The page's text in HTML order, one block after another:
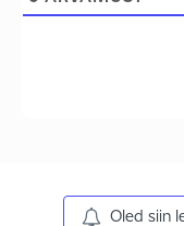
Oled siin